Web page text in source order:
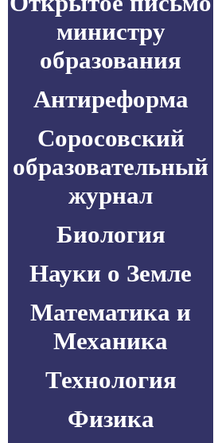
министру
образования
Антиреформа
Соросовский
образовательный
журнал
Биология
Науки о Земле
Математика и
Механика
Технология
Физика